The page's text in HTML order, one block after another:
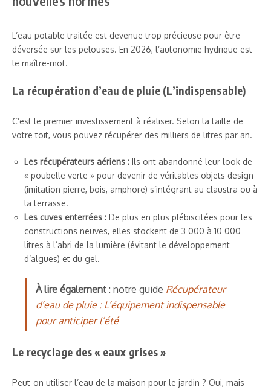
L’eau potable traitée est devenue trop précieuse pour être
déversée sur les pelouses. En 2026, l’autonomie hydrique est
le maître-mot.
La récupération d’eau de pluie (L’indispensable)
C’est le premier investissement à réaliser. Selon la taille de
votre toit, vous pouvez récupérer des milliers de litres par an.
Les récupérateurs aériens : Ils ont abandonné leur look de
« poubelle verte » pour devenir de véritables objets design
(imitation pierre, bois, amphore) s’intégrant au claustra ou à
la terrasse.
Les cuves enterrées : De plus en plus plébiscitées pour les
constructions neuves, elles stockent de 3 000 à 10 000
litres à l’abri de la lumière (évitant le développement
d’algues) et du gel.
À lire également : notre guide Récupérateur
d’eau de pluie : L’équipement indispensable
pour anticiper l’été
Le recyclage des « eaux grises »
Peut-on utiliser l’eau de la maison pour le jardin ? Oui, mais